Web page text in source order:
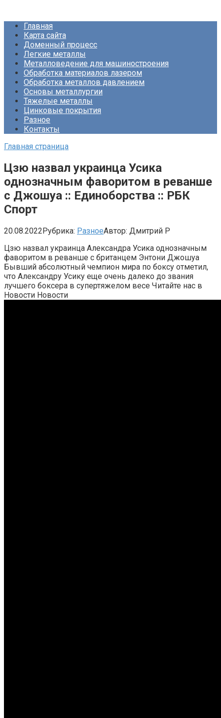
контентуГлавная
Карта сайта
Доменный процесс
Легкие металлы
Металловедение для машиностроения
Обработка материалов лазером
Обработка металлов давлением
Основы металлургии
Тяжелые металлы
Цинковые покрытия
Разное
Контакты
Главная страница
Цзю назвал украинца Усика
однозначным фаворитом в реванше
с Джошуа :: Единоборства :: РБК
Спорт
20.08.2022Рубрика: РазноеАвтор: Дмитрий Р
Цзю назвал украинца Александра Усика однозначным
фаворитом в реванше с британцем Энтони Джошуа
Бывший абсолютный чемпион мира по боксу отметил,
что Александру Усику еще очень далеко до звания
лучшего боксера в супертяжелом весе Читайте нас в
Новости Новости